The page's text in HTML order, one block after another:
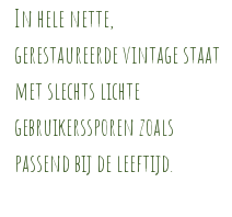
In hele nette,
gerestaureerde vintage staat
met slechts lichte
gebruikerssporen zoals
passend bij de leeftijd.